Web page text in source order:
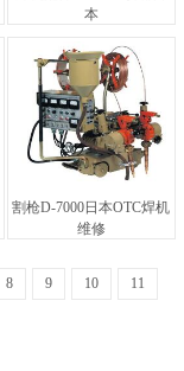
本
割枪D-7000日本OTC焊机
维修
8 9 10
11